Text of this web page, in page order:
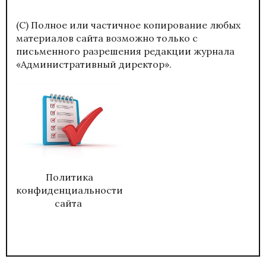
(С) Полное или частичное копирование любых
материалов сайта возможно только с
письменного разрешения редакции журнала
«Административный директор».
Политика
конфиденциальности
сайта